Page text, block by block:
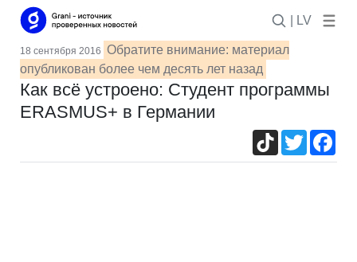
| LV
18 сентября 2016 Обратите внимание: материал
опубликован более чем десять лет назад
Как всё устроено: Студент программы
ERASMUS+ в Германии
TikTokTwitter